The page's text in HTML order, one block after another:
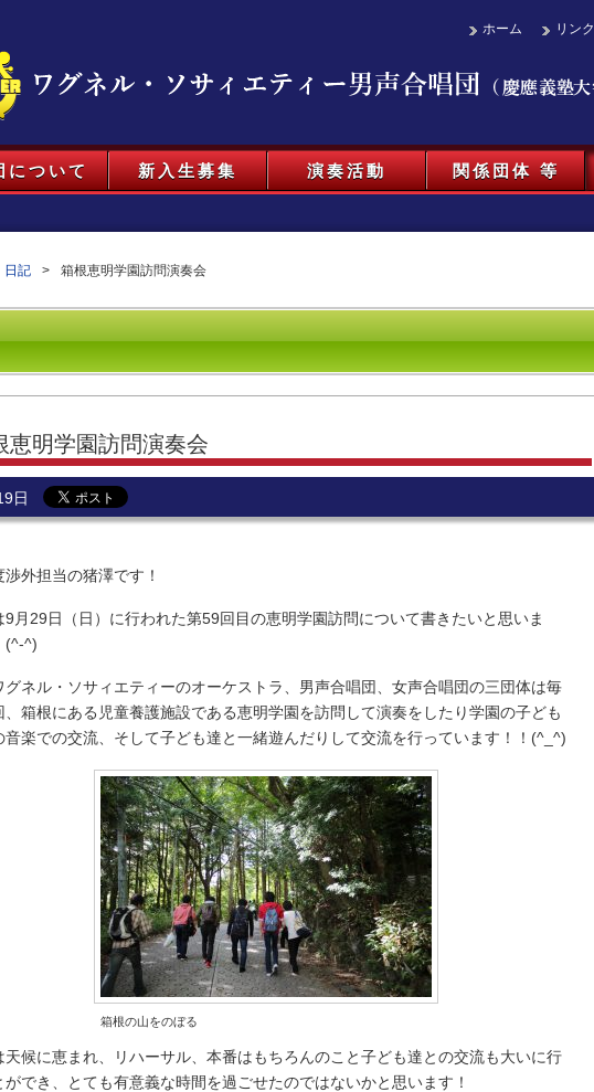
ホーム リンク
について 新入生募集 演奏活動 関係団体 等
日記 箱根恵明学園訪問演奏会
恵明学園訪問演奏会
日
渉外担当の猪澤です！
9月29日（日）に行われた第59回目の恵明学園訪問について書きたいと思いま
(^-^)
グネル・ソサィエティーのオーケストラ、男声合唱団、女声合唱団の三団体は毎
、箱根にある児童養護施設である恵明学園を訪問して演奏をしたり学園の子ども
音楽での交流、そして子ども達と一緒遊んだりして交流を行っています！！(^_^)
箱根の山をのぼる
天候に恵まれ、リハーサル、本番はもちろんのこと子ども達との交流も大いに行
ができ、とても有意義な時間を過ごせたのではないかと思います！